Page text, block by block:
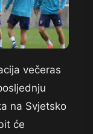
večeras
na Svjetsko
će